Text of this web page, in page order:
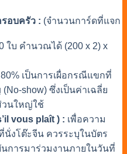
อบครัว : (จำนวนการ์ดที่แจก
ใบ คำนวณได้ (200 x 2) x
เป็นการเผื่อกรณีแขกที่
show) ซึ่งเป็นค่าเฉลี่ย
วนใหญ่ใช้
vous plaît ) : เพื่อความ
งโต๊ะจีน ควรระบุในบัตร
การมาร่วมงานภายในวันที่